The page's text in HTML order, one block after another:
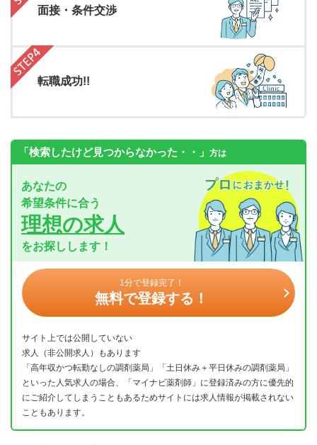
面接・条件交渉
転職成功!!
「検索したけど見つからなかった・・」 方は
あなたの
希望条件に合う
理想の求人
をお探しします！
1分で登録完了！
無料で登録する！
サイト上では公開していない
求人（非公開求人）もあります
「高年収かつ転勤なしの調剤薬局」「土日休み＋平日休みの調剤薬局」
といった人気求人の場合、「マイナビ薬剤師」に登録済みの方に優先的
にご紹介してしまうこともあるためサイトには求人情報が掲載されない
こともあります。